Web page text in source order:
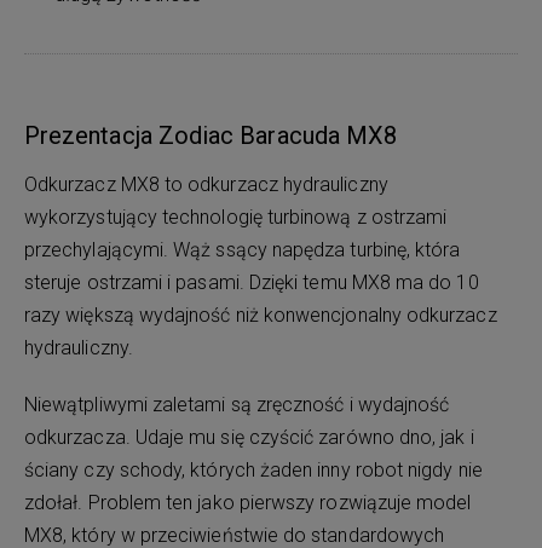
Prezentacja Zodiac Baracuda MX8
Odkurzacz MX8 to odkurzacz hydrauliczny
wykorzystujący technologię turbinową z ostrzami
przechylającymi. Wąż ssący napędza turbinę, która
steruje ostrzami i pasami. Dzięki temu MX8 ma do 10
razy większą wydajność niż konwencjonalny odkurzacz
hydrauliczny.
Niewątpliwymi zaletami są zręczność i wydajność
odkurzacza. Udaje mu się czyścić zarówno dno, jak i
ściany czy schody, których żaden inny robot nigdy nie
zdołał. Problem ten jako pierwszy rozwiązuje model
MX8, który w przeciwieństwie do standardowych